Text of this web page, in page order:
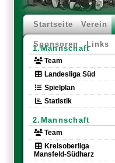
Startseite Verein
Sponsoren Links
1.Mannschaft
Team
Landesliga Süd
Spielplan
Statistik
2.Mannschaft
Team
Kreisoberliga
Mansfeld-Südharz